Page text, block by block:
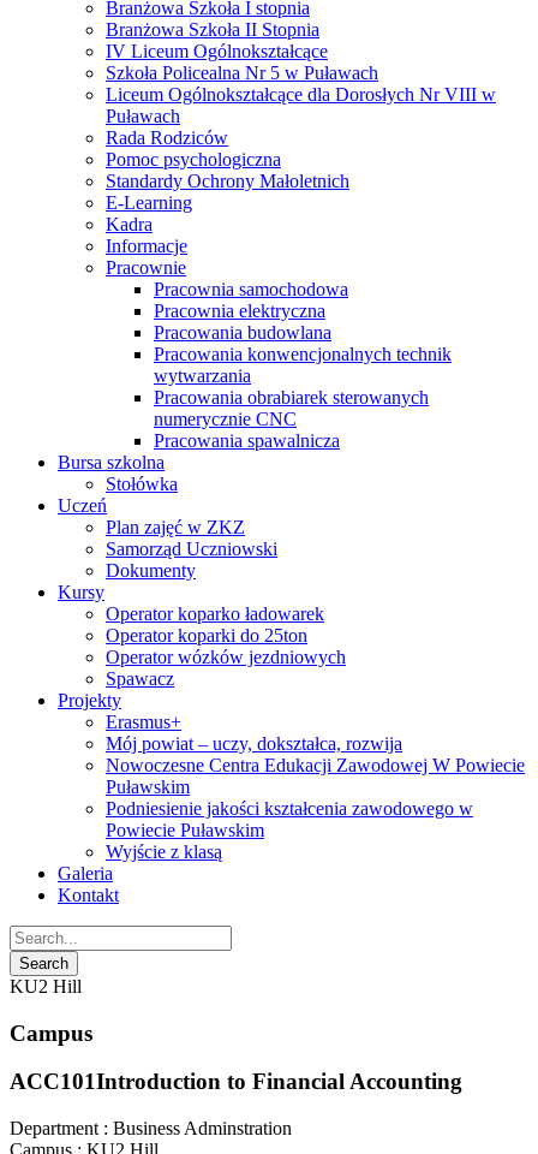
Branżowa Szkoła I stopnia
Branżowa Szkoła II Stopnia
IV Liceum Ogólnokształcące
Szkoła Policealna Nr 5 w Puławach
Liceum Ogólnokształcące dla Dorosłych Nr VIII w
Puławach
Rada Rodziców
Pomoc psychologiczna
Standardy Ochrony Małoletnich
E-Learning
Kadra
Informacje
Pracownie
Pracownia samochodowa
Pracownia elektryczna
Pracowania budowlana
Pracowania konwencjonalnych technik
wytwarzania
Pracowania obrabiarek sterowanych
numerycznie CNC
Pracowania spawalnicza
Bursa szkolna
Stołówka
Uczeń
Plan zajęć w ZKZ
Samorząd Uczniowski
Dokumenty
Kursy
Operator koparko ładowarek
Operator koparki do 25ton
Operator wózków jezdniowych
Spawacz
Projekty
Erasmus+
Mój powiat – uczy, dokształca, rozwija
Nowoczesne Centra Edukacji Zawodowej W Powiecie
Puławskim
Podniesienie jakości kształcenia zawodowego w
Powiecie Puławskim
Wyjście z klasą
Galeria
Kontakt
KU2 Hill
Campus
ACC101Introduction to Financial Accounting
Department : Business Adminstration